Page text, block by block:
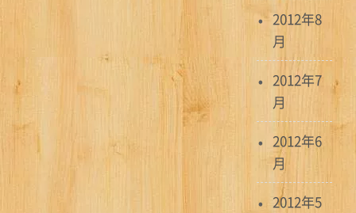
2012年8
月
2012年7
月
2012年6
月
2012年5